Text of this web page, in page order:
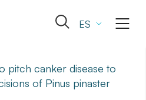
Abrir
búsqueda
ES
pitch canker disease to
of Pinus pinaster